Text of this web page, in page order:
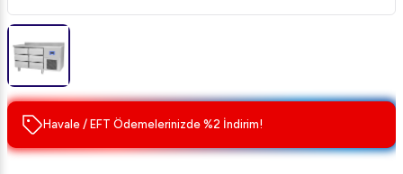
Havale / EFT Ödemelerinizde %2 İndirim!